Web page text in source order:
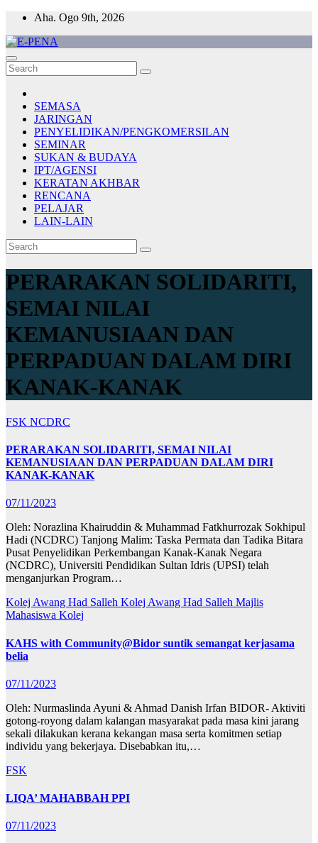
Skip
content
Aha. Ogo 9th, 2026
E-PENA
Berita Digital Terkini
SEMASA
JARINGAN
PENYELIDIKAN/PENGKOMERSILAN
SEMINAR
SUKAN & BUDAYA
IPT/AGENSI
KERATAN AKHBAR
RENCANA
PELAJAR
LAIN-LAIN
PERARAKAN SOLIDARITI,
SEMAI NILAI
KEMANUSIAAN DAN
PERPADUAN DALAM DIRI
KANAK-KANAK
FSK NCDRC
PERARAKAN SOLIDARITI, SEMAI NILAI
KEMANUSIAAN DAN PERPADUAN DALAM DIRI
KANAK-KANAK
07/11/2023
Oleh: Norazlina Khairuddin & Muhammad Fatkhurrozak Sokhipul
Hadi (NCDRC) Tanjong Malim: Taska Permata dan Tadika Bitara
Pusat Penyelidikan Perkembangan Kanak-Kanak Negara
(NCDRC), Universiti Pendidikan Sultan Idris (UPSI) telah
menganjurkan Program…
Kolej Awang Had Salleh Kolej Awang Had Salleh Majlis
Mahasiswa Kolej
KAHS with Community@Bidor suntik semangat kerjasama
belia
07/11/2023
Oleh: Nurmaslinda Ayuni & Ahmad Danish Irfan BIDOR- Aktiviti
gotong-royong dalam kalangan masyarakat pada masa kini jarang
sekali dilakukan kerana kekangan masa serta komitmen setiap
individu yang bekerjaya. Disebabkan itu,…
FSK
LIQA’ MAHABBAH PPI
07/11/2023